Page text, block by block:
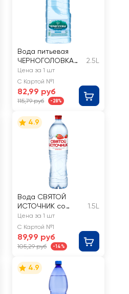
Вода питьевая
ЧЕРНОГОЛОВКА
артезианская
негазированная
2.5L
Цена за 1 шт
С Картой №1
82,99 руб
115,79 руб -28%
4.9
Вода СВЯТОЙ
ИСТОЧНИК со
вкусом клубники,
негазированная
1.5L
Цена за 1 шт
С Картой №1
89,99 руб
105,29 руб -14%
4.9